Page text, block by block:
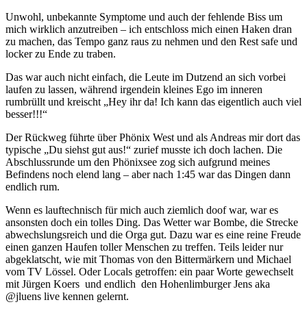
Unwohl, unbekannte Symptome und auch der fehlende Biss um
mich wirklich anzutreiben – ich entschloss mich einen Haken dran
zu machen, das Tempo ganz raus zu nehmen und den Rest safe und
locker zu Ende zu traben.
Das war auch nicht einfach, die Leute im Dutzend an sich vorbei
laufen zu lassen, während irgendein kleines Ego im inneren
rumbrüllt und kreischt „Hey ihr da! Ich kann das eigentlich auch viel
besser!!!“
Der Rückweg führte über Phönix West und als Andreas mir dort das
typische „Du siehst gut aus!“ zurief musste ich doch lachen. Die
Abschlussrunde um den Phönixsee zog sich aufgrund meines
Befindens noch elend lang – aber nach 1:45 war das Dingen dann
endlich rum.
Wenn es lauftechnisch für mich auch ziemlich doof war, war es
ansonsten doch ein tolles Ding. Das Wetter war Bombe, die Strecke
abwechslungsreich und die Orga gut. Dazu war es eine reine Freude
einen ganzen Haufen toller Menschen zu treffen. Teils leider nur
abgeklatscht, wie mit Thomas von den Bittermärkern und Michael
vom TV Lössel. Oder Locals getroffen: ein paar Worte gewechselt
mit Jürgen Koers und endlich den Hohenlimburger Jens aka
@jluens live kennen gelernt.